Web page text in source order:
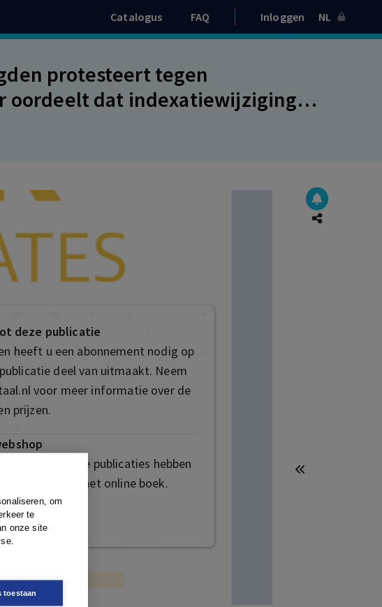
om
te
onze site
toestaan
Catalogus FAQ Inloggen NL
protesteert tegen
oordeelt dat indexatiewijziging
met de indexatiewijziging.
deze publicatie
heeft u een abonnement nodig op
deel van uitmaakt. Neem
voor meer informatie over de
prijzen.
Sommige publicaties hebben
te kopen tot het online boek.